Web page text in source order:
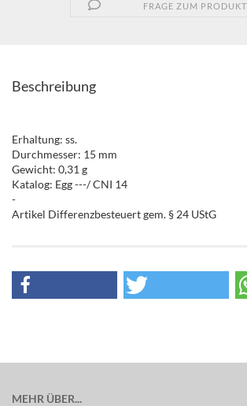
FRAGE ZUM PRODUKT
Beschreibung
Erhaltung: ss.
Durchmesser: 15 mm
Gewicht: 0,31 g
Katalog: Egg ---/ CNI 14
-
Artikel Differenzbesteuert gem. § 24 UStG
MEHR ÜBER...